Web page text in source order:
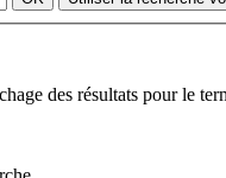
des résultats pour le